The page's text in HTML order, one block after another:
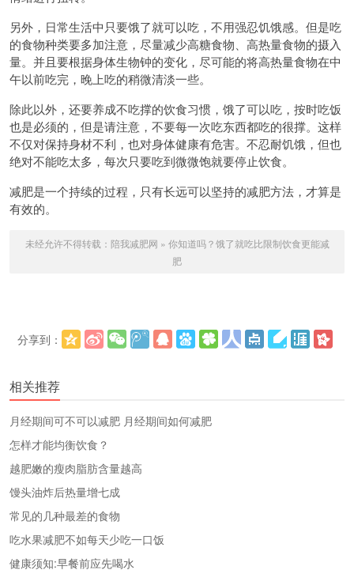
另外，日常生活中只要饿了就可以吃，不用强忍饥饿感。但是吃
的食物种类要多加注意，尽量减少高糖食物、高热量食物的摄入
量。并且要根据身体生物钟的变化，尽可能的将高热量食物在中
午以前吃完，晚上吃的稍微清淡一些。
除此以外，还要养成不吃撑的饮食习惯，饿了可以吃，按时吃饭
也是必须的，但是请注意，不要每一次吃东西都吃的很撑。这样
不仅对保持身材不利，也对身体健康有危害。不忍耐饥饿，但也
绝对不能吃太多，每次只要吃到微微饱就要停止饮食。
减肥是一个持续的过程，只有长远可以坚持的减肥方法，才算是
有效的。
未经允许不得转载： 陪我减肥网 » 你知道吗？饿了就吃比限制饮食更能减
肥
分享到：
相关推荐
​月经期间可不可以减肥 月经期间如何减肥
怎样才能均衡饮食？
越肥嫩的瘦肉脂肪含量越高
馒头油炸后热量增七成
常见的几种最差的食物
吃水果减肥不如每天少吃一口饭
健康须知:早餐前应先喝水